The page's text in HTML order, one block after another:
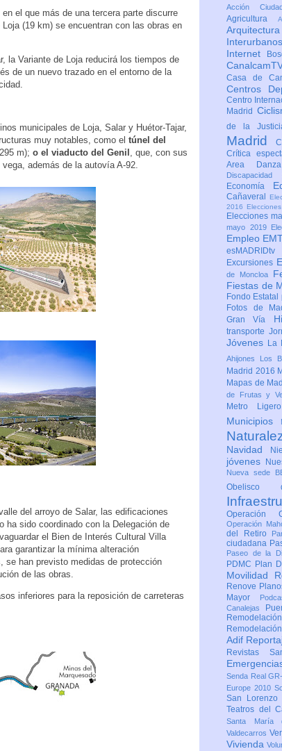
en el que más de una tercera parte discurre
(19 km) se encuentran con las obras en
la Variante de Loja reducirá los tiempos de
de un nuevo trazado en el entorno de la
municipales de Loja, Salar y Huétor-Tajar,
muy notables, como el túnel del
m); o el viaducto del Genil
, que, con sus
además de la autovía A-92.
del arroyo de Salar, las edificaciones
ha sido coordinado con la Delegación de
el Bien de Interés Cultural Villa
garantizar la mínima alteración
se han previsto medidas de protección
de las obras.
inferiores para la reposición de carreteras
Acción
Agricultura
Internet
Casa de
Centros
Centro
Madrid
de la
Madrid
Crítica
Area
Discapacidad
Economía
Cañaveral
2016
Elecciones
mayo 2019
Empleo
Excursiones
de Moncloa
Fiestas de
Fondo
Fotos de
Gran Vía
transporte
Jóvenes La
Ahijones
Los
Madrid 2016
Mapas de
de Frutas y
Metro
Municipios
Navidad
jóvenes
Nueva sede
Operación
Operación
del Retiro
ciudadana
Paseo de la
PDMC Plan
Movilidad
Renove
Mayor
Canalejas
Adif
Revistas
Senda Real
Europe 2010
San
Teatros del
Santa
Valdecarros
Vivienda